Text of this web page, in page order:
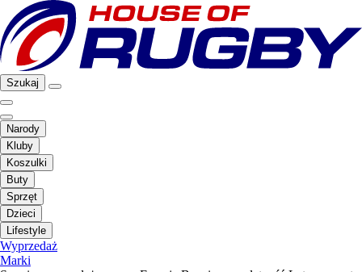
Szukaj
Narody
Kluby
Koszulki
Buty
Sprzęt
Dzieci
Lifestyle
Wyprzedaż
Marki